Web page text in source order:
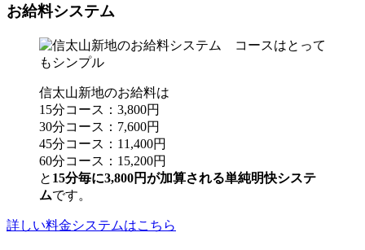
お給料システム
信太山新地のお給料は
15分コース：3,800円
30分コース：7,600円
45分コース：11,400円
60分コース：15,200円
と 15分毎に3,800円が加算される単純明快システ
ムです。
詳しい料金システムはこちら